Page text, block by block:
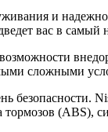
и
вас в
сложными
безопасности.
тормозов (ABS),